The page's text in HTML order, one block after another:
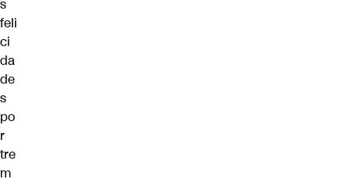
s
feli
ci
da
de
s
po
r
tre
m